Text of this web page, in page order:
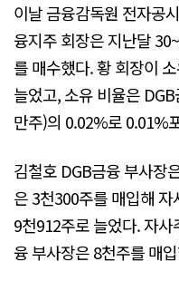
이날 금융감독원 전자공
융지주 회장은 지난달
를 매수했다. 황 회장이
늘었고, 소유 비율은
만주)의 0.02%로 0.01%
김철호 DGB금융 부사장
은 3천300주를 매입해
9천912주로 늘었다. 자
융 부사장은 8천주를 매